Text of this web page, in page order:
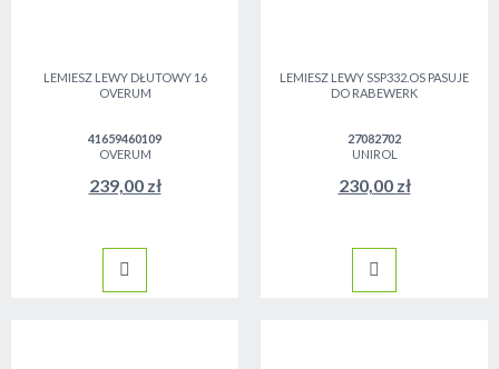
LEMIESZ LEWY DŁUTOWY 16
OVERUM
41659460109
OVERUM
239,00 zł
LEMIESZ LEWY SSP332.OS PASUJE
DO RABEWERK
27082702
UNIROL
230,00 zł